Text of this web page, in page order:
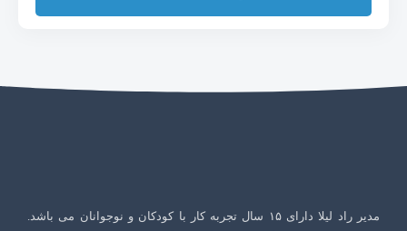
مدیر راد لیلا دارای ۱۵ سال تجربه کار با کودکان و نوجوانان می باشد.